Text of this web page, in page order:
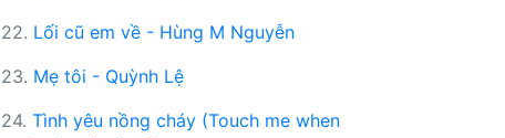
22. Lối cũ em về - Hùng M Nguyễn
23. Mẹ tôi - Quỳnh Lệ
24. Tình yêu nồng cháy (Touch me when